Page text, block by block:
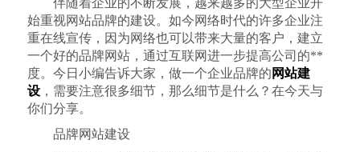
伴随着企业的不断发展，越来越多的大型企业开
始重视网站品牌的建设。如今网络时代的许多企业注
重在线宣传，因为网络也可以带来大量的客户，建立
一个好的品牌网站，通过互联网进一步提高公司的**
度。今日小编告诉大家，做一个企业品牌的 网站建
设，需要注意很多细节，那么细节是什么？在今天与
你们分享。
品牌网站建设